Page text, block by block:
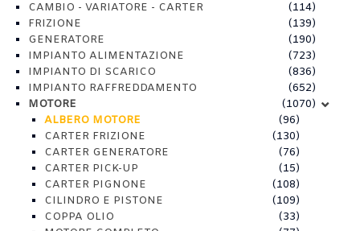
CAMBIO - VARIATORE - CARTER
(114)
FRIZIONE
(139)
GENERATORE
(190)
IMPIANTO ALIMENTAZIONE
(723)
IMPIANTO DI SCARICO
(836)
IMPIANTO RAFFREDDAMENTO
(652)
MOTORE
(1070)
ALBERO MOTORE
(96)
CARTER FRIZIONE
(130)
CARTER GENERATORE
(76)
CARTER PICK-UP
(15)
CARTER PIGNONE
(108)
CILINDRO E PISTONE
(109)
COPPA OLIO
(33)